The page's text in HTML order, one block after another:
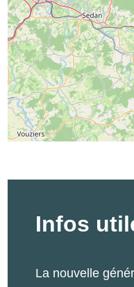
Infos
La nouvelle